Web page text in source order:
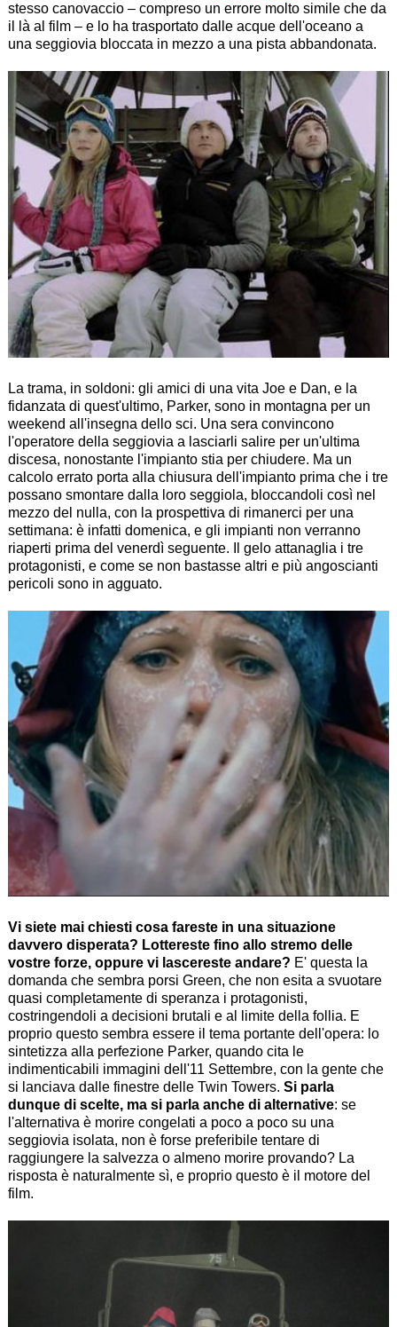
stesso canovaccio – compreso un errore molto simile che da
il là al film – e lo ha trasportato dalle acque dell'oceano a
una seggiovia bloccata in mezzo a una pista abbandonata.
La trama, in soldoni: gli amici di una vita Joee Dan, e la
fidanzata di quest'ultimo, Parker, sono in montagna per un
weekend all'insegna dello sci. Una sera convincono
l'operatore della seggiovia a lasciarli salire per un'ultima
discesa, nonostante l'impianto stia per chiudere. Ma un
calcolo errato porta alla chiusura dell'impianto prima che i tre
possano smontare dalla loro seggiola, bloccandoli così nel
mezzo del nulla, con la prospettiva di rimanerci per una
settimana: è infatti domenica, e gli impianti non verranno
riaperti prima del venerdì seguente. Il gelo attanaglia i tre
protagonisti, e come se non bastasse altri e più angoscianti
pericoli sono in agguato.
Vi siete mai chiesti cosa fareste in una situazione
davvero disperata? Lottereste fino allo stremo delle
vostre forze, oppure vi lascereste andare? E' questa la
domanda che sembra porsi Green, che non esita a svuotare
quasi completamente di speranza i protagonisti,
costringendoli a decisioni brutali e al limite della follia. E
proprio questo sembra essere il tema portante dell'opera: lo
sintetizza alla perfezione Parker, quando cita le
indimenticabili immagini dell'11 Settembre, con la gente che
si lanciava dalle finestre delle Twin Towers. Si parla
dunque di scelte, ma si parla anche di alternative: se
l'alternativa è morire congelati a poco a poco su una
seggiovia isolata, non è forse preferibile tentare di
raggiungere la salvezza o almeno morire provando? La
risposta è naturalmente sì, e proprio questo è il motore del
film.